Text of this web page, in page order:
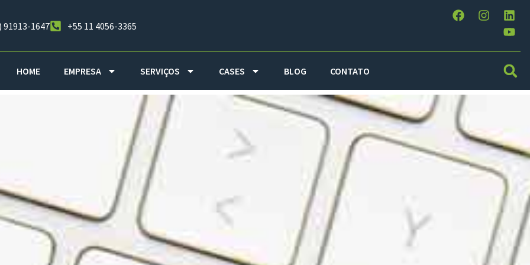
91913-1647 +55 11 4056-3365
HOME EMPRESA SERVIÇOS CASES BLOG CONTATO